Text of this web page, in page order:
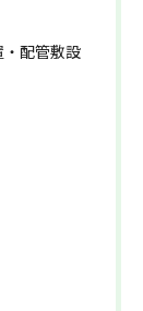
配管敷設